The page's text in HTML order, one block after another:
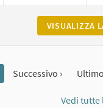
VISUALIZZA
Successivo ›
Vedi